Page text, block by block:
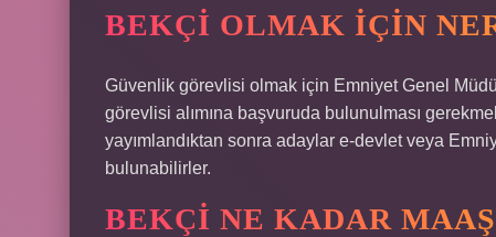
BEKÇI OLMAK IÇIN
Güvenlik görevlisi olmak için Emniyet Genel
görevlisi alımına başvuruda bulunulması
yayımlandıktan sonra adaylar e-devlet veya
bulunabilirler.
BEKÇI NE KADAR